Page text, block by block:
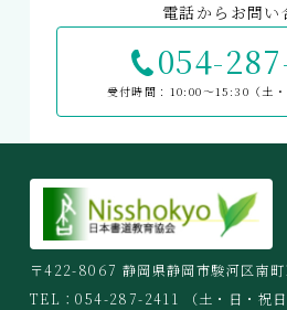
電話からお問い
054-
受付時間：10:00〜15:30（土・
〒422-8067 静岡県静岡市駿河区南
TEL：054-287-2411 （土・日・祝